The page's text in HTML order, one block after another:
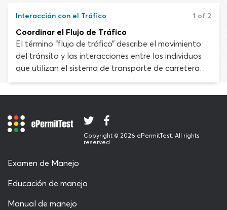
cómo utilizar el margen de la carretera pueden
variar de un estado a otro.
Interacción con el Tráfico 1 of 2
Coordinar el Flujo de Tráfico
El término “flujo de tráfico” describe el movimiento
del tránsito y las interacciones entre los individuos
que utilizan el sistema de transporte de carreteras.
En una situación ideal, el tráfico fluye de manera
tiempo posible a través de un tramo del camino.
Copyright © 2026 ePermitTest. All rights
reserved
Examen de Manejo
Educación de manejo
Manual de manejo